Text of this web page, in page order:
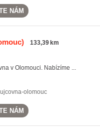
NÁM
133,39 km
v Olomouci. Nabízíme ...
olomouc
NÁM